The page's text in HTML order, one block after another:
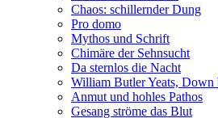
Chaos: schillernder Dung
Pro domo
Mythos und Schrift
Chimäre der Sehnsucht
Da sternlos die Nacht
William Butler Yeats, Down
Anmut und hohles Pathos
Gesang ströme das Blut